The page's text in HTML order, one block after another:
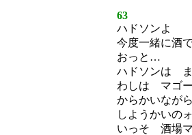
63
ハドソンよ
今度一緒に酒
おっと…
ハドソンは ま
わしは マゴ
からかいなが
しようかいの
いっそ 酒場